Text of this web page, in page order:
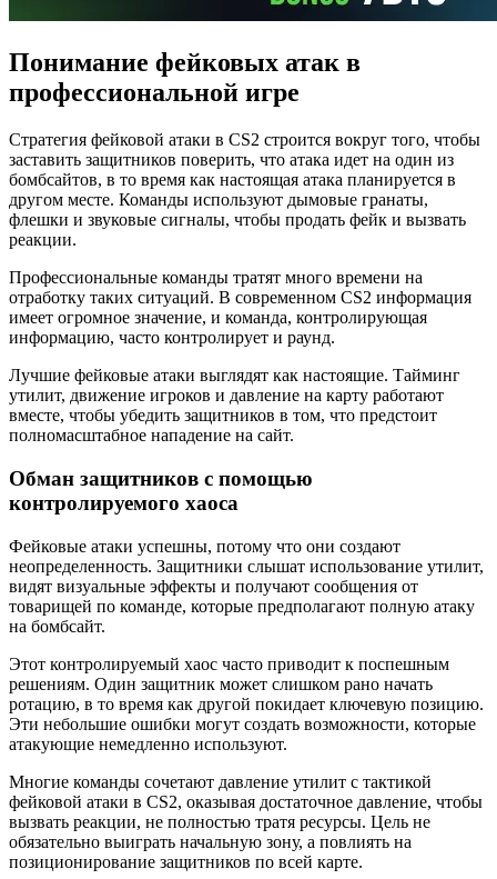
Понимание фейковых атак в
профессиональной игре
Стратегия фейковой атаки в CS2 строится вокруг того, чтобы
заставить защитников поверить, что атака идет на один из
бомбсайтов, в то время как настоящая атака планируется в
другом месте. Команды используют дымовые гранаты,
флешки и звуковые сигналы, чтобы продать фейк и вызвать
реакции.
Профессиональные команды тратят много времени на
отработку таких ситуаций. В современном CS2 информация
имеет огромное значение, и команда, контролирующая
информацию, часто контролирует и раунд.
Лучшие фейковые атаки выглядят как настоящие. Тайминг
утилит, движение игроков и давление на карту работают
вместе, чтобы убедить защитников в том, что предстоит
полномасштабное нападение на сайт.
Обман защитников с помощью
контролируемого хаоса
Фейковые атаки успешны, потому что они создают
неопределенность. Защитники слышат использование утилит,
видят визуальные эффекты и получают сообщения от
товарищей по команде, которые предполагают полную атаку
на бомбсайт.
Этот контролируемый хаос часто приводит к поспешным
решениям. Один защитник может слишком рано начать
ротацию, в то время как другой покидает ключевую позицию.
Эти небольшие ошибки могут создать возможности, которые
атакующие немедленно используют.
Многие команды сочетают давление утилит с тактикой
фейковой атаки в CS2, оказывая достаточное давление, чтобы
вызвать реакции, не полностью тратя ресурсы. Цель не
обязательно выиграть начальную зону, а повлиять на
позиционирование защитников по всей карте.